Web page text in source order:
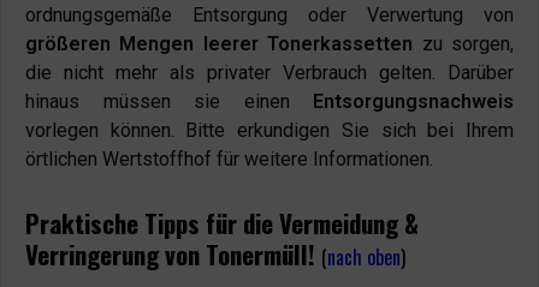
ordnungsgemäße Entsorgung oder Verwertung von
größeren Mengen leerer Tonerkassetten zu sorgen,
die nicht mehr als privater Verbrauch gelten. Darüber
hinaus müssen sie einen
Entsorgungsnachweis
vorlegen können. Bitte erkundigen Sie sich bei Ihrem
örtlichen Wertstoffhof für weitere Informationen.
Praktische Tipps für die Vermeidung &
Verringerung von Tonermüll! (nach oben)